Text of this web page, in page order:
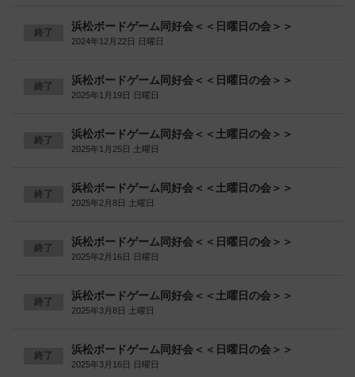
終了 浜松ボードゲーム同好会＜＜日曜日の会＞＞
2024年12月22日 日曜日
終了 浜松ボードゲーム同好会＜＜日曜日の会＞＞
2025年1月19日 日曜日
終了 浜松ボードゲーム同好会＜＜土曜日の会＞＞
2025年1月25日 土曜日
終了 浜松ボードゲーム同好会＜＜土曜日の会＞＞
2025年2月8日 土曜日
終了 浜松ボードゲーム同好会＜＜日曜日の会＞＞
2025年2月16日 日曜日
終了 浜松ボードゲーム同好会＜＜土曜日の会＞＞
2025年3月8日 土曜日
終了 浜松ボードゲーム同好会＜＜日曜日の会＞＞
2025年3月16日 日曜日